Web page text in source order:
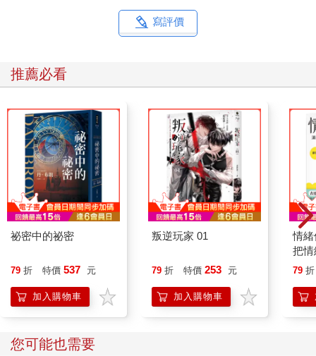
寫評價
推薦必看
祕密中的祕密
79 折 特價 537 元
加入購物車
叛逆玩家 01
79 折 特價 253 元
加入購物車
情
把
誰
79 折
您可能也需要